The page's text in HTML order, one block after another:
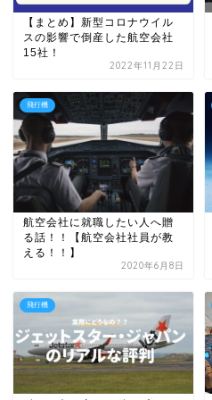
【まとめ】新型コロナウイル
スの影響で倒産した航空会社
15社！
2022年11月22日
飛行機
航空会社に就職したい人へ贈
る話！！【航空会社社員が教
える！！】
2020年6月8日
飛行機